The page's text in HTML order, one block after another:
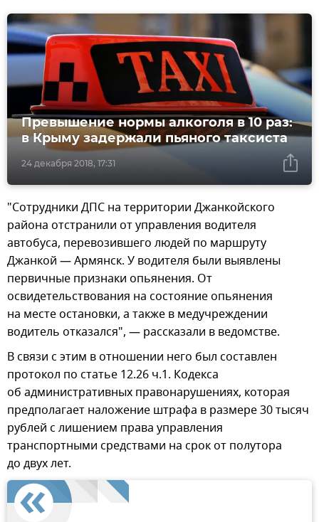
24 декабря 2018, 17:31
Превышение нормы алкоголя в 10 раз:
в Крыму задержали пьяного таксиста
"Сотрудники ДПС на территории Джанкойского
района отстранили от управления водителя
автобуса, перевозившего людей по маршруту
Джанкой — Армянск. У водителя были выявлены
первичные признаки опьянения. От
освидетельствования на состояние опьянения
на месте остановки, а также в медучреждении
водитель отказался", — рассказали в ведомстве.
В связи с этим в отношении него был составлен
протокол по статье 12.26 ч.1. Кодекса
об административных правонарушениях, которая
предполагает наложение штрафа в размере 30 тысяч
рублей с лишением права управления
транспортными средствами на срок от полутора
до двух лет.